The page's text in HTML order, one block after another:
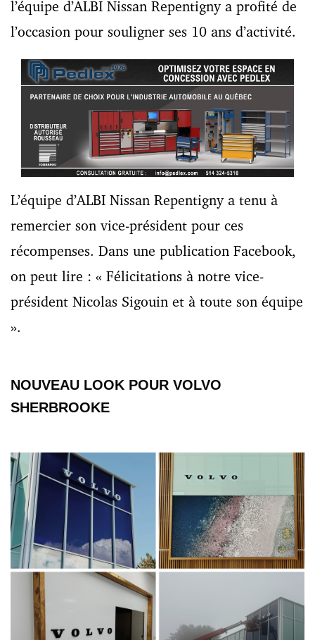
l’équipe d’ALBI Nissan Repentigny a profité de
l’occasion pour souligner ses 10 ans d’activité.
L’équipe d’ALBI Nissan Repentigny a tenu à
remercier son vice-président pour ces
récompenses. Dans une publication Facebook,
on peut lire : « Félicitations à notre vice-
président Nicolas Sigouin et à toute son équipe
».
NOUVEAU LOOK POUR VOLVO
SHERBROOKE